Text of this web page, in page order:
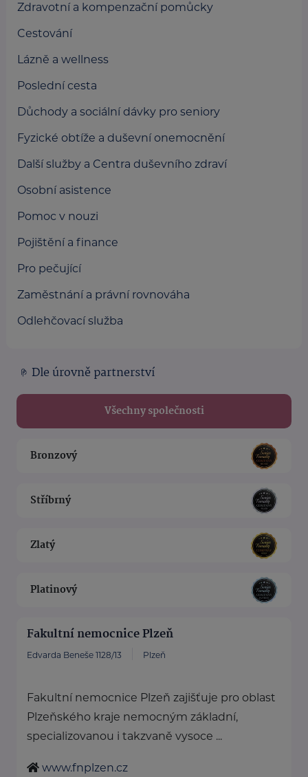
Zdravotní a kompenzační pomůcky
Cestování
Lázně a wellness
Poslední cesta
Důchody a sociální dávky pro seniory
Fyzické obtíže a duševní onemocnění
Další služby a Centra duševního zdraví
Osobní asistence
Pomoc v nouzi
Pojištění a finance
Pro pečující
Zaměstnání a právní rovnováha
Odlehčovací služba
Dle úrovně partnerství
Všechny společnosti
Bronzový
Stříbrný
Zlatý
Platinový
Fakultní nemocnice Plzeň
Edvarda Beneše 1128/13 Plzeň
Fakultní nemocnice Plzeň zajišťuje pro oblast
Plzeňského kraje nemocným základní,
specializovanou i takzvaně vysoce ...
www.fnplzen.cz